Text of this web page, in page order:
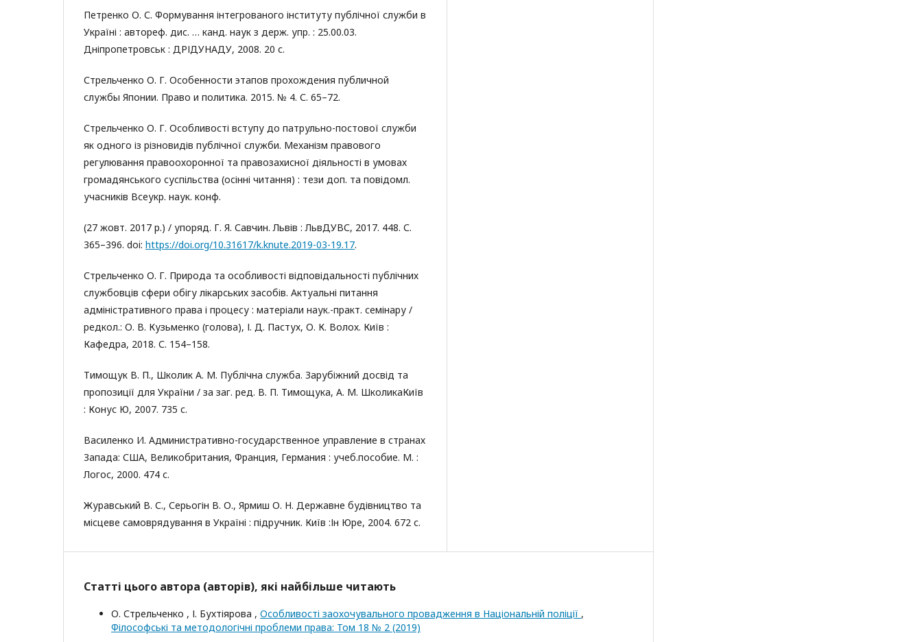
Петренко О. С. Формування інтегрованого інституту публічної служби в
Україні : автореф. дис. … канд. наук з держ. упр. : 25.00.03.
Дніпропетровськ : ДРІДУНАДУ, 2008. 20 с.
Стрельченко О. Г. Особенности этапов прохождения публичной
службы Японии. Право и политика. 2015. № 4. С. 65–72.
Стрельченко О. Г. Особливості вступу до патрульно-постової служби
як одного із різновидів публічної служби. Механізм правового
регулювання правоохоронної та правозахисної діяльності в умовах
громадянського суспільства (осінні читання) : тези доп. та повідомл.
учасників Всеукр. наук. конф.
(27 жовт. 2017 р.) / упоряд. Г. Я. Савчин. Львів : ЛьвДУВС, 2017. 448. С.
365–396. doi: https://doi.org/10.31617/k.knute.2019-03-19.17.
Стрельченко О. Г. Природа та особливості відповідальності публічних
службовців сфери обігу лікарських засобів. Актуальні питання
адміністративного права і процесу : матеріали наук.-практ. семінару /
редкол.: О. В. Кузьменко (голова), І. Д. Пастух, О. К. Волох. Київ :
Кафедра, 2018. С. 154–158.
Тимощук В. П., Школик А. М. Публічна служба. Зарубіжний досвід та
пропозиції для України / за заг. ред. В. П. Тимощука, А. М. ШколикаКиїв
: Конус Ю, 2007. 735 с.
Василенко И. Административно-государственное управление в странах
Запада: США, Великобритания, Франция, Германия : учеб.пособие. М. :
Логос, 2000. 474 с.
Журавський В. С., Серьогін В. О., Ярмиш О. Н. Державне будівництво та
місцеве самоврядування в Україні : підручник. Київ :Ін Юре, 2004. 672 с.
Статті цього автора (авторів), які найбільше читають
О. Стрельченко , І. Бухтіярова , Особливості заохочувального провадження в Національній поліції ,
Філософські та методологічні проблеми права: Том 18 № 2 (2019)